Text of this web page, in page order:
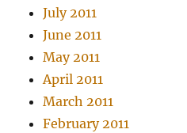
July 2011
June 2011
May 2011
April 2011
March 2011
February 2011